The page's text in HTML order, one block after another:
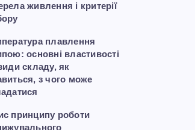
живлення і критерії
плавлення
основні властивості
складу, як
з чого може
принципу роботи